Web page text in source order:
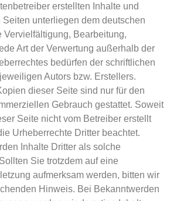
erstellten Inhalte und
unterliegen dem deutschen
Vervielfältigung, Bearbeitung,
Art der Verwertung außerhalb der
bedürfen der schriftlichen
Autors bzw. Erstellers.
dieser Seite sind nur für den
Gebrauch gestattet. Soweit
Seite nicht vom Betreiber erstellt
Urheberrechte Dritter beachtet.
Inhalte Dritter als solche
Sie trotzdem auf eine
aufmerksam werden, bitten wir
Hinweis. Bei Bekanntwerden